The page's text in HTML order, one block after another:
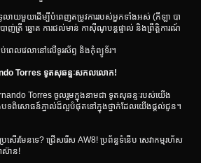
លាយមួយដើម្បីបំពេញតម្រូវការរបស់អ្នកទាំងអស់ (កីឡា បា
របាញ់ត្រី ឆ្នោត ការជល់មាន់ កាស៊ីណូបន្តផ្ទាល់ និងព្រឹត្តិការណ៍
។
ែងគ្រប់ពេលវេលានៅលើទូរស័ព្ទ និងកុំព្យូទ័រ។
Torres ទូតសុឆន្ទៈសកលលោក!
Torres ចូលរួមក្នុងនាមជា ទូតសុឆន្ទៈរបស់យើង
និងបទពិសោធន៍ភ្នាល់ដ៏ល្អបំផុតនៅក្នុងថ្នាក់ដែលយើងផ្តល់ជូន។
ើរមែនទេ? ជ្រើសរើស AW8! ប្រព័ន្ធទំនើប សេវាកម្មរហ័ស
ផុតក្នុងអាស៊ាន!